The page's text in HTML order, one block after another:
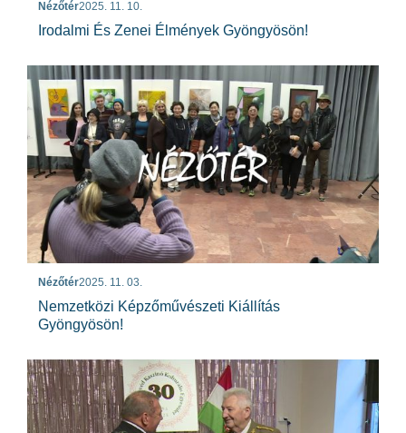
Nézőtér2025. 11. 10.
Irodalmi És Zenei Élmények Gyöngyösön!
Nézőtér2025. 11. 03.
Nemzetközi Képzőművészeti Kiállítás
Gyöngyösön!